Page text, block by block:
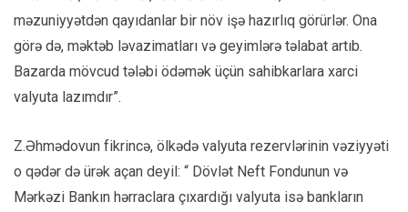
məzuniyyətdən qayıdanlar bir növ işə hazırlıq görürlər. Ona
görə də, məktəb ləvazimatları və geyimlərə təlabat artıb.
Bazarda mövcud tələbi ödəmək üçün sahibkarlara xarci
valyuta lazımdır”.
Z.Əhmədovun fikrincə, ölkədə valyuta rezervlərinin vəziyyəti
o qədər də ürək açan deyil: “ Dövlət Neft Fondunun və
Mərkəzi Bankın hərraclara çıxardığı valyuta isə bankların